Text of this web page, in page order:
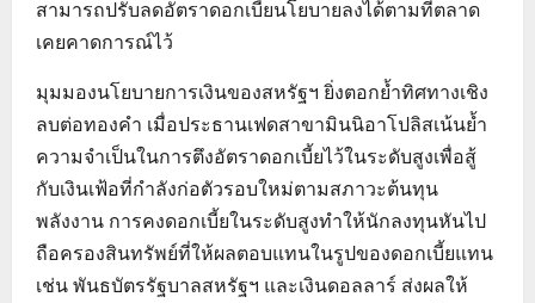
สามารถปรับลดอัตราดอกเบี้ยนโยบายลงได้ตามที่ตลาด
เคยคาดการณ์ไว้
มุมมองนโยบายการเงินของสหรัฐฯ ยิ่งตอกย้ำทิศทางเชิง
ลบต่อทองคำ เมื่อประธานเฟดสาขามินนิอาโปลิสเน้นย้ำ
ความจำเป็นในการตึงอัตราดอกเบี้ยไว้ในระดับสูงเพื่อสู้
กับเงินเฟ้อที่กำลังก่อตัวรอบใหม่ตามสภาวะต้นทุน
พลังงาน การคงดอกเบี้ยในระดับสูงทำให้นักลงทุนหันไป
ถือครองสินทรัพย์ที่ให้ผลตอบแทนในรูปของดอกเบี้ยแทน
เช่น พันธบัตรรัฐบาลสหรัฐฯ และเงินดอลลาร์ ส่งผลให้